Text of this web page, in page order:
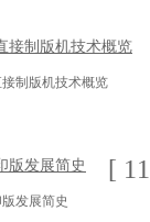
接制版机技术概览
接制版机技术概览
版发展简史 [
发展简史